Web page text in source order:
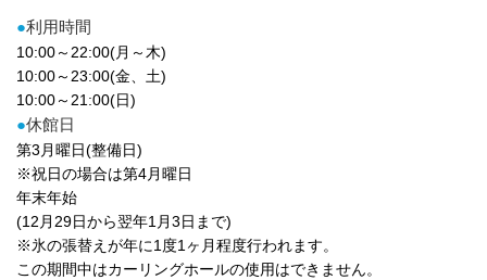
●利用時間
10:00～22:00(月～木)
10:00～23:00(金、土)
10:00～21:00(日)
●休館日
第3月曜日(整備日)
※祝日の場合は第4月曜日
年末年始
(12月29日から翌年1月3日まで)
※氷の張替えが年に1度1ヶ月程度行われます。
この期間中はカーリングホールの使用はできません。